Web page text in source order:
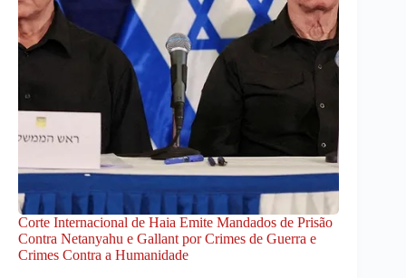
Corte Internacional de Haia Emite Mandados de Prisão
Contra Netanyahu e Gallant por Crimes de Guerra e
Crimes Contra a Humanidade